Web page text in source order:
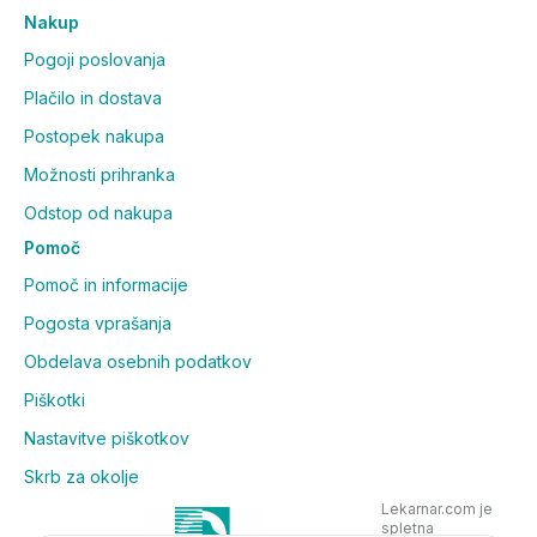
Nakup
Pogoji poslovanja
Plačilo in dostava
Postopek nakupa
Možnosti prihranka
Odstop od nakupa
Pomoč
Pomoč in informacije
Pogosta vprašanja
Obdelava osebnih podatkov
Piškotki
Nastavitve piškotkov
Skrb za okolje
Lekarnar.com je
spletna